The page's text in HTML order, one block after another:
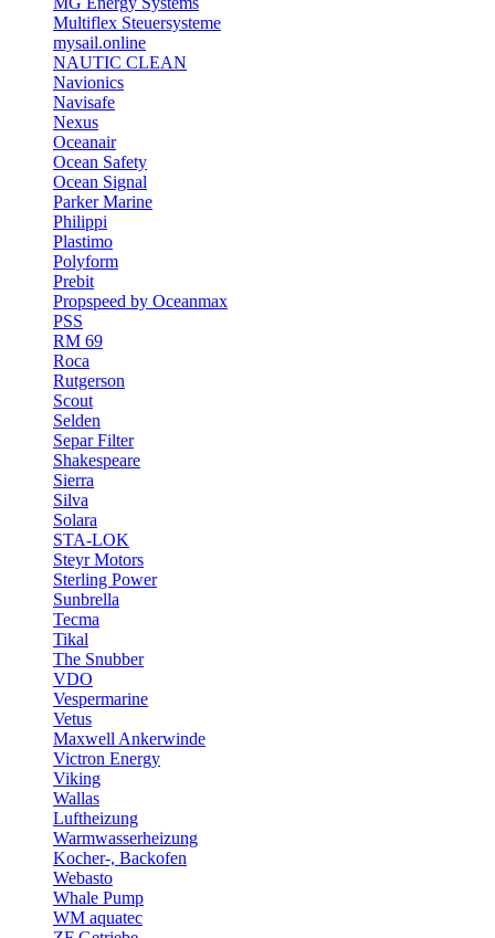
Multiflex Steuersysteme
mysail.online
NAUTIC CLEAN
Navionics
Navisafe
Nexus
Oceanair
Ocean Safety
Ocean Signal
Parker Marine
Philippi
Plastimo
Polyform
Prebit
Propspeed by Oceanmax
PSS
RM 69
Roca
Rutgerson
Scout
Selden
Separ Filter
Shakespeare
Sierra
Silva
Solara
STA-LOK
Steyr Motors
Sterling Power
Sunbrella
Tecma
Tikal
The Snubber
VDO
Vespermarine
Vetus
Maxwell Ankerwinde
Victron Energy
Viking
Wallas
Luftheizung
Warmwasserheizung
Kocher-, Backofen
Webasto
Whale Pump
WM aquatec